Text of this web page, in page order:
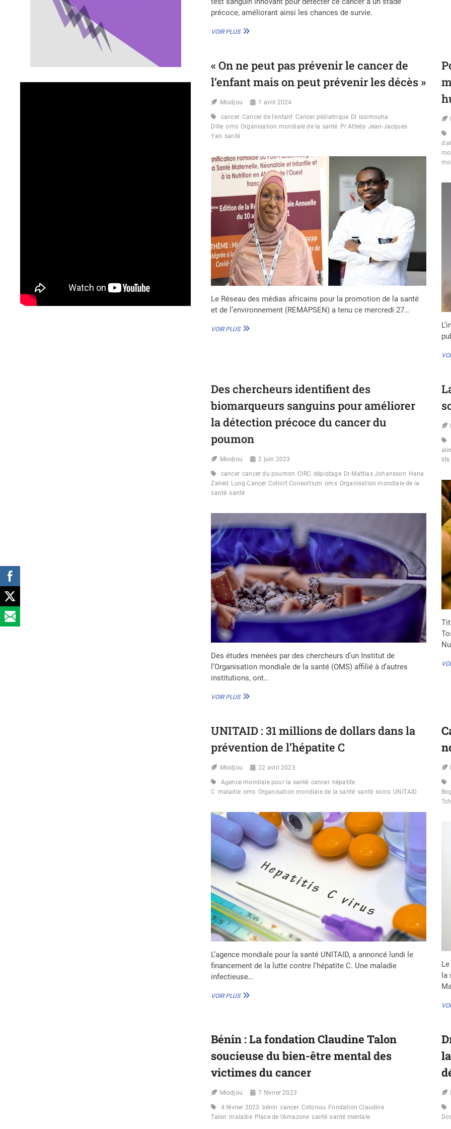
précoce, améliorant ainsi les chances de survie.
VOIR PLUSCANCER
UN
SANGUIN
POUR
DÉPISTAGE
PRÉCOCE
« On ne peut pas prévenir le cancer de
l’enfant mais on peut prévenir les décès »
Miodjou 1 avril 2024
cancer Cancer de l'enfant Cancer pédiatrique Dr Issimouha
Dille oms Organisation mondiale de la santé Pr Atteby Jean-Jacques
Yao santé
Le Réseau des médias africains pour la promotion de la santé
et de l’environnement (REMAPSEN) a tenu ce mercredi 27…
VOIR PLUS« ON
DE
MAIS
PEUT
PRÉVENIR
LES
DÉCÈS
»
Des chercheurs identifient des
biomarqueurs sanguins pour améliorer
la détection précoce du cancer du
poumon
Miodjou 2 juin 2023
cancer cancer du poumon CIRC dépistage Dr Mattias Johansson Hana
Zahed
Lung Cancer Cohort Consortium oms Organisation mondiale de la
santé santé
Des études menées par des chercheurs d’un Institut de
l’Organisation mondiale de la santé (OMS) affilié à d’autres
institutions, ont…
VOIR PLUSDES
BIOMARQUEURS
POUR
LA
PRÉCOCE
DU
DU
POUMON
life
UNITAID : 31 millions de dollars dans la
prévention de l’hépatite C
Miodjou 22 avril 2023
Agence mondiale pour la santé cancer hépatite
C maladie oms Organisation mondiale de la santé santé soins UNITAID
L’agence mondiale pour la santé UNITAID, a annoncé lundi le
financement de la lutte contre l’hépatite C. Une maladie
infectieuse…
VOIR PLUSUNITAID :
DANS
PRÉVENTION
L’HÉPATITE
la
Bénin : La fondation Claudine Talon
soucieuse du bien-être mental des
victimes du cancer
Miodjou 7 février 2023
4 février 2023 bénin cancer Cotonou Fondation Claudine
Talon maladie Place de l'Amazone santé santé mentale